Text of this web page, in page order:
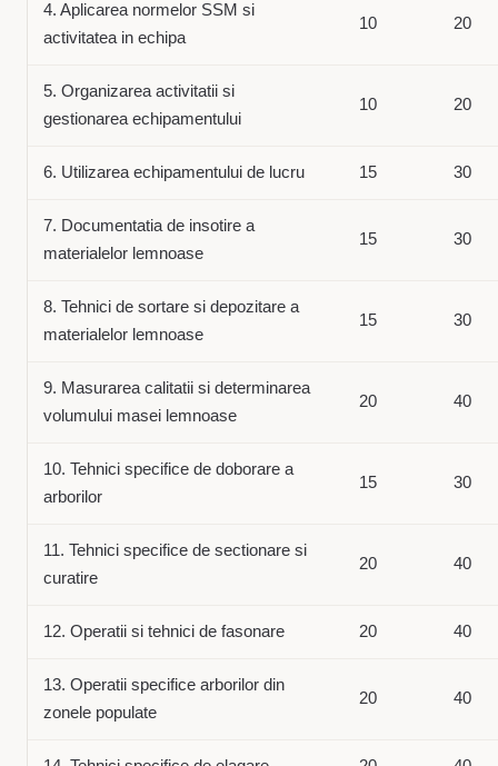
4. Aplicarea normelor SSM si
activitatea in echipa
10 20
5. Organizarea activitatii si
gestionarea echipamentului
10 20
6. Utilizarea echipamentului de lucru 15 30
7. Documentatia de insotire a
materialelor lemnoase
15 30
8. Tehnici de sortare si depozitare a
materialelor lemnoase
15 30
9. Masurarea calitatii si determinarea
volumului masei lemnoase
20 40
10. Tehnici specifice de doborare a
arborilor
15 30
11. Tehnici specifice de sectionare si
curatire
20 40
12. Operatii si tehnici de fasonare 20 40
13. Operatii specifice arborilor din
zonele populate
20 40